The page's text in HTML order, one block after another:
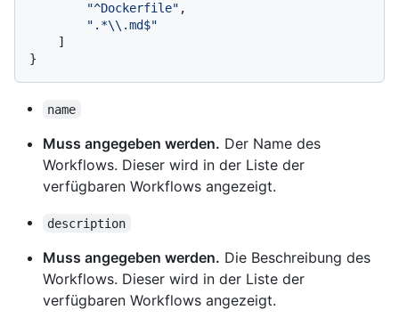
"^Dockerfile" ,
".*\\.md$"
]
}
name
Muss angegeben werden. Der Name des
Workflows. Dieser wird in der Liste der
verfügbaren Workflows angezeigt.
description
Muss angegeben werden. Die Beschreibung des
Workflows. Dieser wird in der Liste der
verfügbaren Workflows angezeigt.